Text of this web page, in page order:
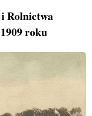
i Rolnictwa
roku